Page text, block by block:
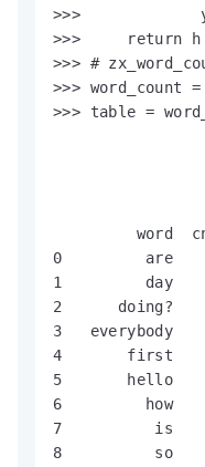
>>>
>>>     return h
>>> #
>>> word_count
>>> table =
word
0         are
1         day
2      doing?
3   everybody
4       first
5       hello
6         how
7          is
8          so